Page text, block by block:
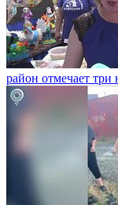
район отмечает три